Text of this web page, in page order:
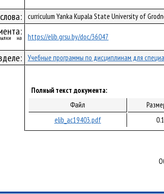
curriculum Yanka Kupala State University of
на https://elib.grsu.by/doc/36047
Учебные программы по дисциплинам для
Полный текст документа:
Файл
elib_ac19403.pdf